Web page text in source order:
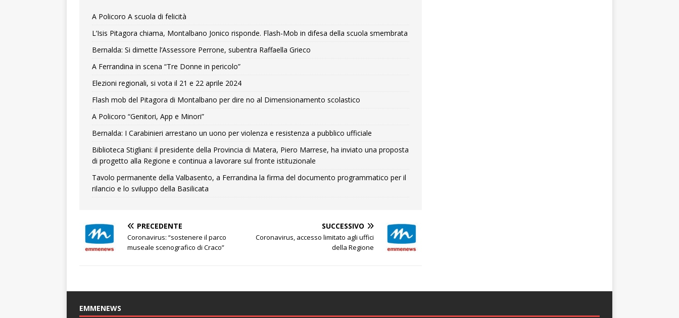
A Policoro A scuola di felicità
L’Isis Pitagora chiama, Montalbano Jonico risponde. Flash-Mob in difesa della scuola smembrata
Bernalda: Si dimette l’Assessore Perrone, subentra Raffaella Grieco
A Ferrandina in scena “Tre Donne in pericolo”
Elezioni regionali, si vota il 21 e 22 aprile 2024
Flash mob del Pitagora di Montalbano per dire no al Dimensionamento scolastico
A Policoro “Genitori, App e Minori”
Bernalda: I Carabinieri arrestano un uono per violenza e resistenza a pubblico ufficiale
Biblioteca Stigliani: il presidente della Provincia di Matera, Piero Marrese, ha inviato una proposta
di progetto alla Regione e continua a lavorare sul fronte istituzionale
Tavolo permanente della Valbasento, a Ferrandina la firma del documento programmatico per il
rilancio e lo sviluppo della Basilicata
PRECEDENTE
Coronavirus: “sostenere il parco
museale scenografico di Craco”
SUCCESSIVO
Coronavirus, accesso limitato agli uffici
della Regione
EMMENEWS